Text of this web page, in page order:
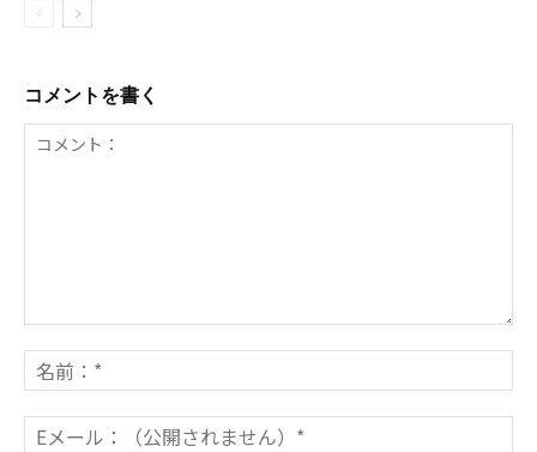
コメントを書く